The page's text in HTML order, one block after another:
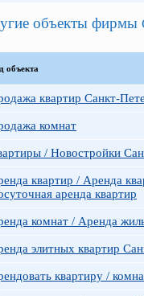
объекты фирмы
объекта
квартир Санкт-
комнат
/ Новостройки
квартир / Аренда
аренда квартир
комнат / Аренда
элитных квартир
квартиру /